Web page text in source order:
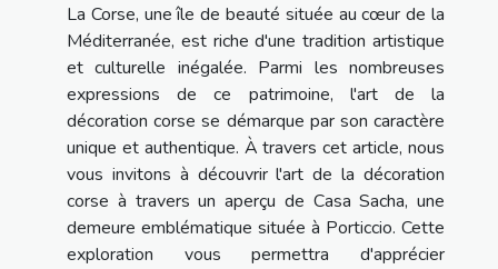
La Corse, une île de beauté située au cœur de la
Méditerranée, est riche d'une tradition artistique
et culturelle inégalée. Parmi les nombreuses
expressions de ce patrimoine, l'art de la
décoration corse se démarque par son caractère
unique et authentique. À travers cet article, nous
vous invitons à découvrir l'art de la décoration
corse à travers un aperçu de Casa Sacha, une
demeure emblématique située à Porticcio. Cette
exploration vous permettra d'apprécier